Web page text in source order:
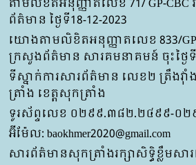
តាមលិខិតអនុញ្ញាតលេខ 71/ GP-CBC
ព័ត៌មាន ថ្ងៃទី18-12-2023
យោងតាមលិខិតអនុញ្ញាតលេខ 833/
ក្រសួងព័ត៌មាន សារគមនាគមន៍ ចុះថ្ងៃទី
ទីស្នាក់ការសារព័ត៌មាន លេខ២ ត្រឹង
ត្រាំង ខេត្តសុកត្រាំង
ទូរស័ព្ទលេខ ០២៩៩.៣៨២.២៤៩៩-០
អ៊ីម៉ែល: baokhmer2020@gmail.com
សារព័ត៌មានសុកត្រាំងរក្សាសិទ្ធិខ្លឹមស